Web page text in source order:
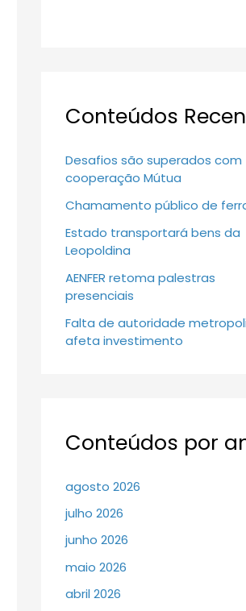
Conteúdos
Desafios são superados com
cooperação Mútua
Chamamento público de
Estado transportará bens da
Leopoldina
AENFER retoma palestras
presenciais
Falta de autoridade
afeta investimento
Conteúdos por
agosto 2026
julho 2026
junho 2026
maio 2026
abril 2026